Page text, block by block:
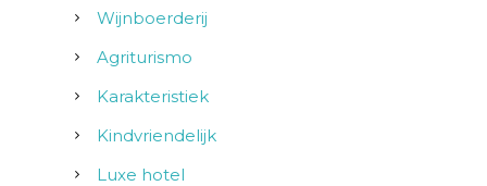
Wijnboerderij
Agriturismo
Karakteristiek
Kindvriendelijk
Luxe hotel